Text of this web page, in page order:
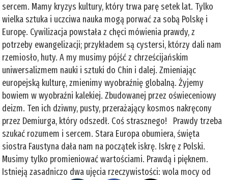
sercem. Mamy kryzys kultury, który trwa parę setek lat. Tylko
wielka sztuka i uczciwa nauka mogą porwać za sobą Polskę i
Europę. Cywilizacja powstała z chęci mówienia prawdy, z
potrzeby ewangelizacji; przykładem są cystersi, którzy dali nam
rzemiosło, huty. A my musimy pójść z chrześcijańskim
uniwersalizmem nauki i sztuki do Chin i dalej. Zmieniając
europejską kulturę, zmienimy wyobraźnię globalną. Żyjemy
bowiem w wyobraźni kalekiej. Zbudowanej przez oświeceniowy
deizm. Ten ich dziwny, pusty, przerażający kosmos nakręcony
przez Demiurga, który odszedł. Coś strasznego! Prawdy trzeba
szukać rozumem i sercem. Stara Europa obumiera, święta
siostra Faustyna dała nam na początek iskrę. Iskrę z Polski.
Musimy tylko promieniować wartościami. Prawdą i pięknem.
Istnieją zasadniczo dwa ujęcia rzeczywistości: wola mocy od